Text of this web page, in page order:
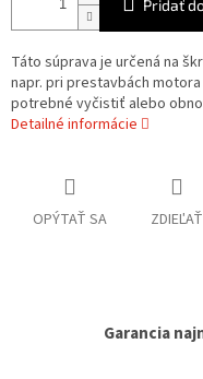
Pridať
Táto súprava je určená na
napr. pri prestavbách
potrebné vyčistiť alebo
Detailné informácie
OPÝTAŤ SA ZDIEĽAŤ
Garancia